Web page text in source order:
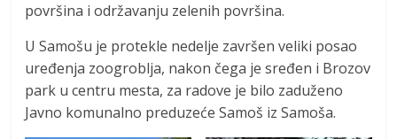
površina i održavanju zelenih površina.
U Samošu je protekle nedelje završen veliki posao
uređenja zoogroblja, nakon čega je sređen i Brozov
park u centru mesta, za radove je bilo zaduženo
Javno komunalno preduzeće Samoš iz Samoša.